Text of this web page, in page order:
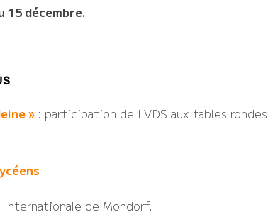
15 décembre.
» : participation de LVDS aux tables
Internationale de Mondorf.